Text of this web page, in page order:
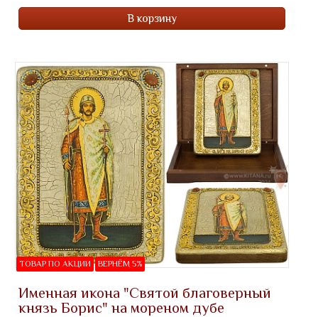
В корзину
ТОВАР ПО АКЦИИ ВЕРНЁМ 5%
Именная икона "Святой благоверный
князь Борис" на мореном дубе